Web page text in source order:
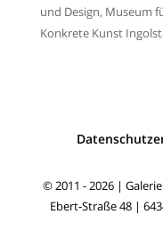
und Design, Museum
Konkrete Kunst
© 2011 - 2026 |
Ebert-Straße 48 |